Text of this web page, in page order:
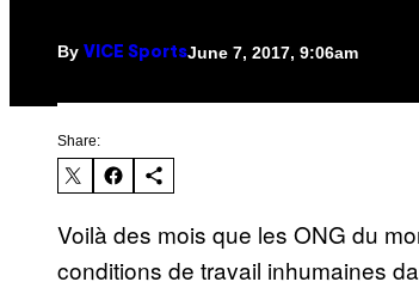
By VICE SportsJune 7, 2017, 9:06am
Share:
Voilà des mois que les ONG du
conditions de travail inhumaines